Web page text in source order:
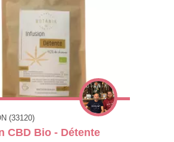
(33120)
CBD Bio - Détente